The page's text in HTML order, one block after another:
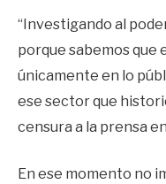
“Investigando al
porque sabemos que
únicamente en lo
ese sector que
censura a la prensa
En ese momento no